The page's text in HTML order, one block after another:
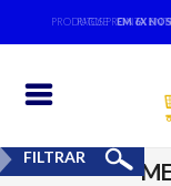
PRODUTOS PRONTA
PAGUE EM 6X
Cadastrar
FILTRAR